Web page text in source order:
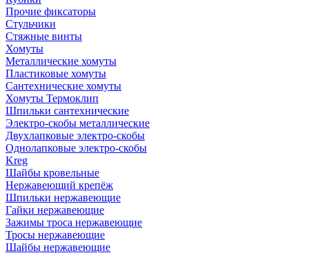
Прочие фиксаторы
Стульчики
Стяжные винты
Хомуты
Металлические хомуты
Пластиковые хомуты
Сантехнические хомуты
Хомуты Термоклип
Шпильки сантехнические
Электро-скобы металлические
Двухлапковые электро-скобы
Однолапковые электро-скобы
Kreg
Шайбы кровельные
Нержавеющий крепёж
Шпильки нержавеющие
Гайки нержавеющие
Зажимы троса нержавеющие
Тросы нержавеющие
Шайбы нержавеющие